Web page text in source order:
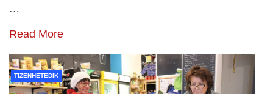
…
Read More
TIZENHETEDIK